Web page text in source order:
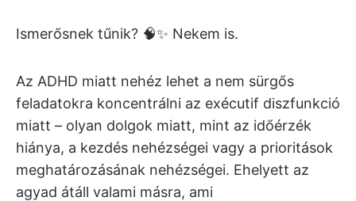
Ismerősnek tűnik? 🧠✨ Nekem is.
Az ADHD miatt nehéz lehet a nem sürgős
feladatokra koncentrálni az exécutif diszfunkció
miatt – olyan dolgok miatt, mint az időérzék
hiánya, a kezdés nehézségei vagy a prioritások
meghatározásának nehézségei. Ehelyett az
agyad átáll valami másra, ami